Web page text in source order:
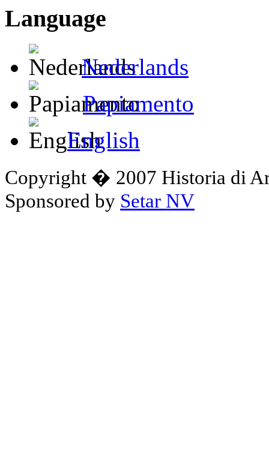
Language
Nederlands
Papiamento
English
Copyright � 2007 Historia di
Sponsored by Setar NV